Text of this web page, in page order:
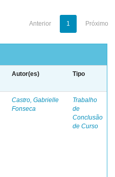
Anterior 1 Próximo
Autor(es) Tipo
Castro, Gabrielle
Fonseca
Trabalho
de
Conclusão
de Curso